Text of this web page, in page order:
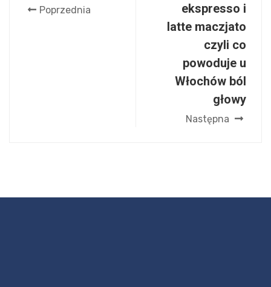
Poprzednia
ekspresso i
latte maczjato
czyli co
powoduje u
Włochów ból
głowy
Następna